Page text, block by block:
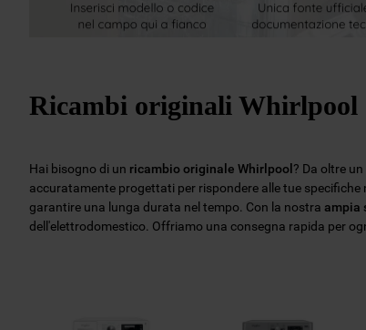
Ricambi originali Whirlpool
Hai bisogno di un ricambio originale Whirlpool ? Da oltre
accuratamente progettati per rispondere alle tue specifiche
garantire una lunga durata nel tempo. Con la nostra ampia
dell'elettrodomestico. Offriamo una consegna rapida per